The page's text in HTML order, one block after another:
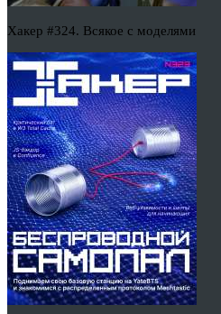
Хакер #324. Всякое с моделями